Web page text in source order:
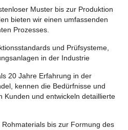
Muster bis zur Produktion
bieten wir einen umfassenden
Prozesses.
und Prüfsysteme,
in der Industrie
20 Jahre Erfahrung in der
kennen die Bedürfnisse und
Kunden und entwickeln detaillierte
bis zur Formung des